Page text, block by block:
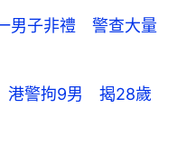
男子非禮 警查大量
港警拘9男 揭28歲